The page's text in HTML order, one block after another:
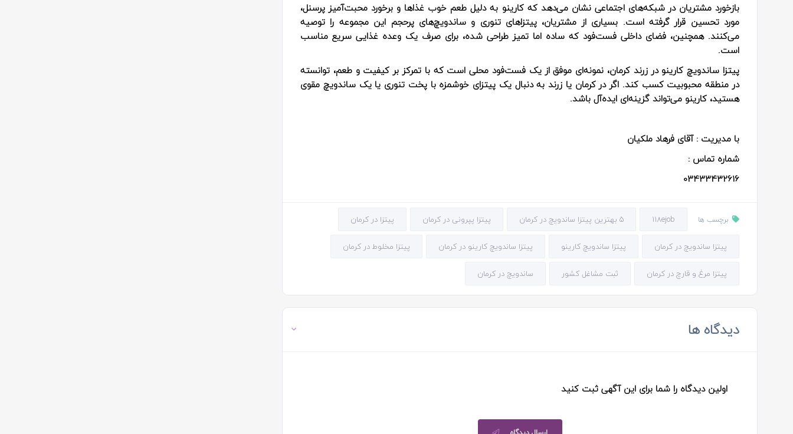
بازخورد مشتریان در شبکه‌های اجتماعی نشان می‌دهد که کارینو به دلیل طعم خوب غذاها و برخورد محبت‌آمیز پرسنل،
مورد تحسین قرار گرفته است. بسیاری از مشتریان، پیتزاهای تنوری و ساندویچ‌های پرحجم این مجموعه را توصیه
می‌کنند. همچنین، فضای داخلی فست‌فود که ساده اما تمیز طراحی شده، برای صرف یک وعده غذایی سریع مناسب
است.
پیتزا ساندویچ کارینو در زرند کرمان، نمونه‌ای موفق از یک فست‌فود محلی است که با تمرکز بر کیفیت و طعم، توانسته
در منطقه محبوبیت کسب کند. اگر در کرمان یا زرند به دنبال یک پیتزای خوشمزه با پخت تنوری یا یک ساندویچ مقوی
هستید، کارینو می‌تواند گزینه‌ای ایده‌آل باشد.
با مدیریت : آقای فرهاد ملکیان
شماره تماس :
03433432616
برچسب ها 118ejob 5 بهترین پیتزا ساندویچ در کرمان پیتزا پپرونی در کرمان پیتزا در کرمان
پیتزا ساندویچ در کرمان پیتزا ساندویچ کارینو پیتزا ساندویچ کارینو در کرمان پیتزا مخلوط در کرمان
پیتزا مرغ و قارچ در کرمان ثبت مشاغل کشور ساندویچ در کرمان
دیدگاه ها
اولین دیدگاه را شما برای این آگهی ثبت کنید